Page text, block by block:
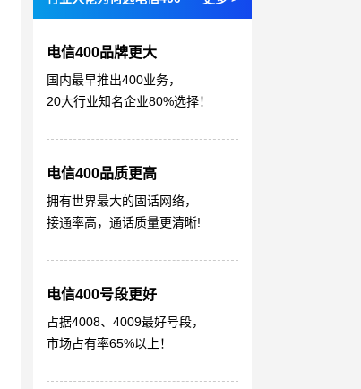
电信400品牌更大
国内最早推出400业务，
20大行业知名企业80%选择！
电信400品质更高
拥有世界最大的固话网络，
接通率高，通话质量更清晰!
电信400号段更好
占据4008、4009最好号段，
市场占有率65%以上！